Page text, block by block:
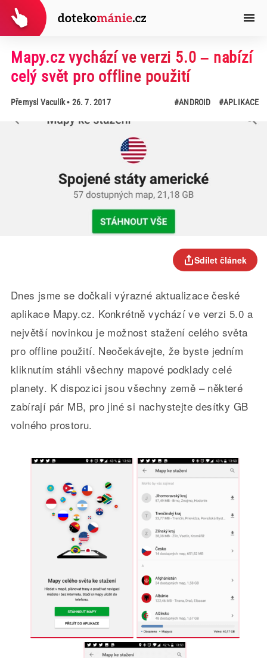
Mapy.cz vychází ve verzi 5.0 – nabízí
celý svět pro offline použití
Přemysl Vaculík• 26. 7. 2017 #ANDROID #APLIKACE
Sdílet článek
Dnes jsme se dočkali výrazné aktualizace české
aplikace Mapy.cz. Konkrétně vychází ve verzi 5.0 a
největší novinkou je možnost stažení celého světa
pro offline použití. Neočekávejte, že byste jedním
kliknutím stáhli všechny mapové podklady celé
planety. K dispozici jsou všechny země – některé
zabírají pár MB, pro jiné si nachystejte desítky GB
volného prostoru.